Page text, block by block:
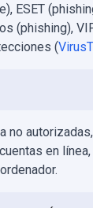
ESET
(phishing),
(
no
en